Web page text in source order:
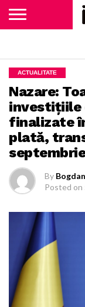
ACTUALITATE
Nazare:
investițiile
finalizate
plată,
By
Posted on